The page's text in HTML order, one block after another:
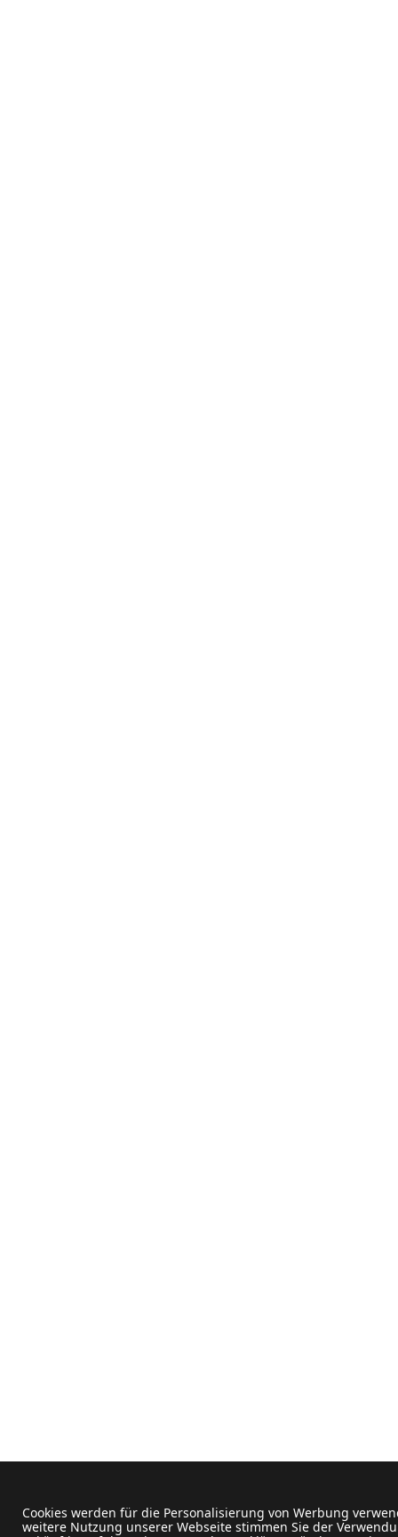
Cookies werden für die Personalisierung von Werbung
weitere Nutzung unserer Webseite stimmen Sie der